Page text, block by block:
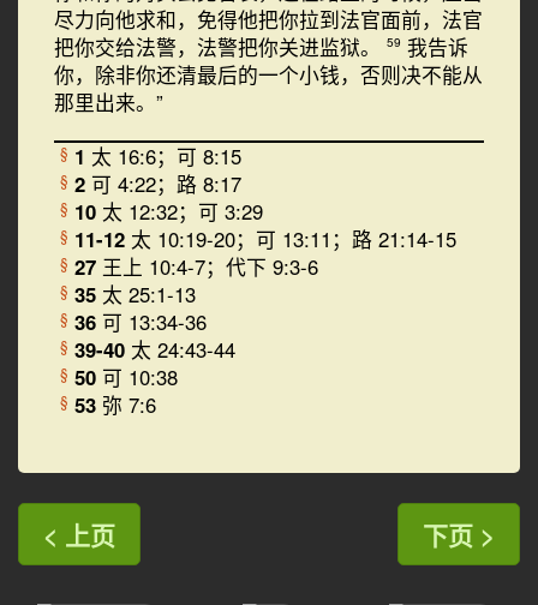
尽力向他求和，免得他把你拉到法官面前，法官
把你交给法警，法警把你关进监狱。
59 我告诉
你，除非你还清最后的一个小钱，否则决不能从
那里出来。”
§ 1 太 16:6；可 8:15
§ 2 可 4:22；路 8:17
§ 10 太 12:32；可 3:29
§ 11-12 太 10:19-20；可 13:11；路 21:14-15
§ 27 王上 10:4-7；代下 9:3-6
§ 35 太 25:1-13
§ 36 可 13:34-36
§ 39-40 太 24:43-44
§ 50 可 10:38
§ 53 弥 7:6
< 上页 下页 >